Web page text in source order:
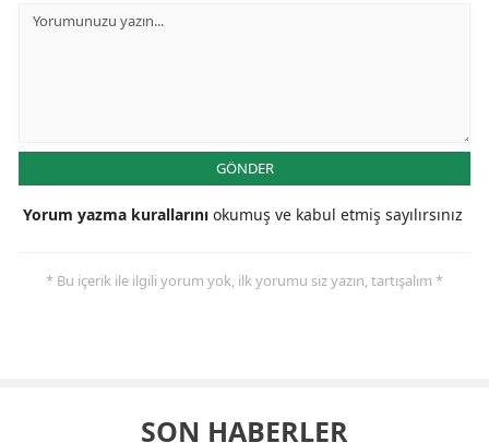
GÖNDER
Yorum yazma kurallarını okumuş ve kabul etmiş sayılırsınız
* Bu içerik ile ilgili yorum yok, ilk yorumu siz yazın, tartışalım *
SON HABERLER